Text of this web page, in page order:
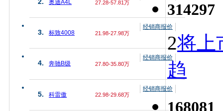
奥迪A4L 27.28-57.81万
3. 标致4008 21.98-27.98万
经销商报价
4. 奔驰B级 27.80-35.80万
经销商报价
5. 科雷傲 22.98-29.68万
经销商报价
314297
2将上
趋
168081